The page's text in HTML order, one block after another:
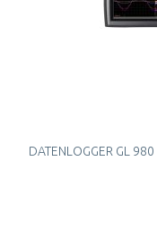
DATENLOGGER GL 980